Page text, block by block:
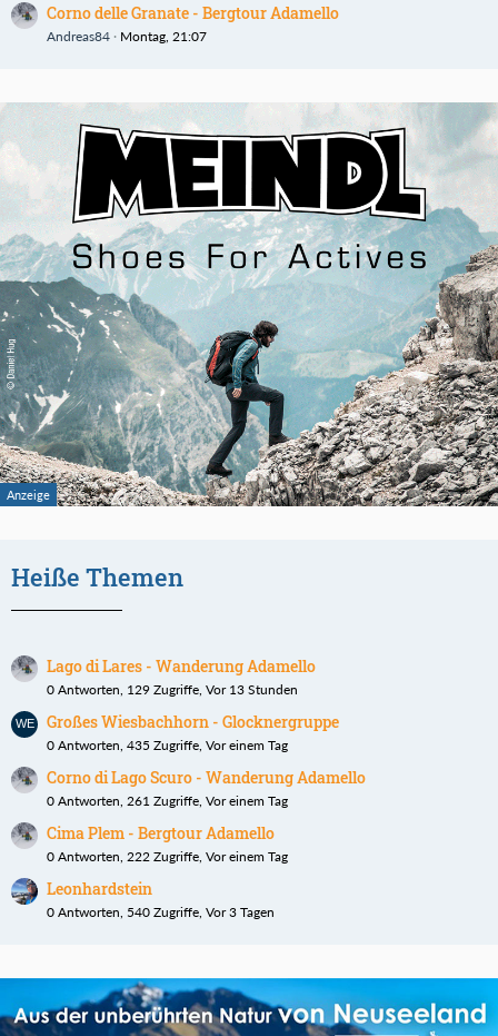
Corno delle Granate - Bergtour Adamello
Andreas84 Montag, 21:07
Heiße Themen
Lago di Lares - Wanderung Adamello
0 Antworten, 129 Zugriffe, Vor 13 Stunden
Großes Wiesbachhorn - Glocknergruppe
0 Antworten, 435 Zugriffe, Vor einem Tag
Corno di Lago Scuro - Wanderung Adamello
0 Antworten, 261 Zugriffe, Vor einem Tag
Cima Plem - Bergtour Adamello
0 Antworten, 222 Zugriffe, Vor einem Tag
Leonhardstein
0 Antworten, 540 Zugriffe, Vor 3 Tagen